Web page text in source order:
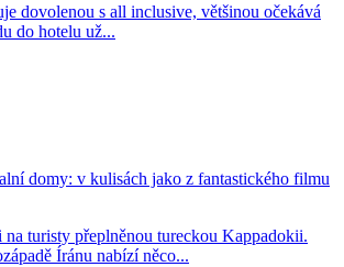
dovolenou s all inclusive, většinou očekává
do hotelu už...
domy: v kulisách jako z fantastického filmu
na turisty přeplněnou tureckou Kappadokii.
Íránu nabízí něco...